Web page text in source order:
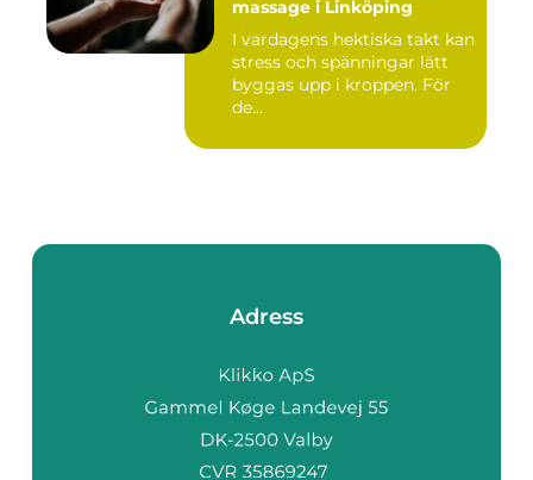
massage i Linköping
I vardagens hektiska takt kan
stress och spänningar lätt
byggas upp i kroppen. För
de...
Adress